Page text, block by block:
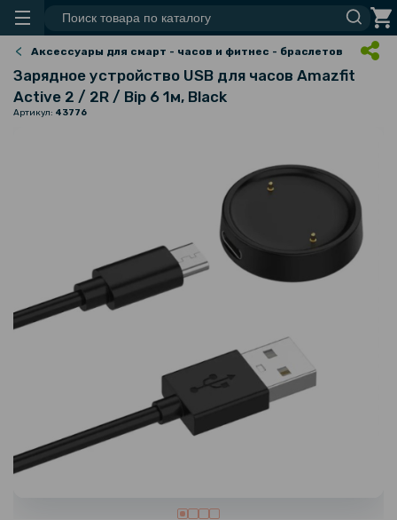
Аксессуары для смарт - часов и фитнес - браслетов
Зарядное устройство USB для часов Amazfit
Active 2 / 2R / Bip 6 1м, Black
Артикул: 43776